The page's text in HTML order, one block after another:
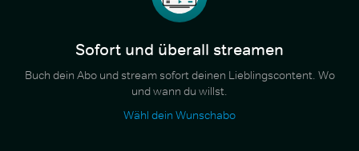
Sofort und überall streamen
Buch dein Abo und stream sofort deinen Lieblingscontent. Wo
und wann du willst.
Wähl dein Wunschabo